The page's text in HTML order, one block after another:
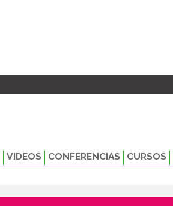
VIDEOS CONFERENCIAS CURSOS